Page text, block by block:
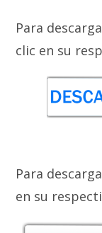
Para
clic en su
Para
en su